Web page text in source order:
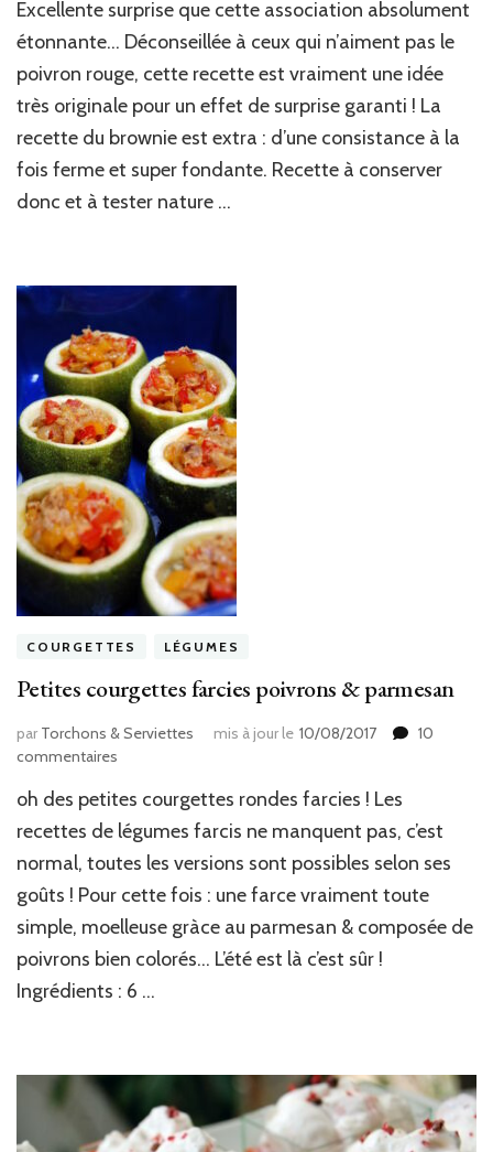
chocolat
épicé…
poivron
rouge
!
Excellente surprise que cette association absolument
étonnante… Déconseillée à ceux qui n’aiment pas le
poivron rouge, cette recette est vraiment une idée
très originale pour un effet de surprise garanti ! La
recette du brownie est extra : d’une consistance à la
fois ferme et super fondante. Recette à conserver
donc et à tester nature …
COURGETTES LÉGUMES
Petites courgettes farcies poivrons & parmesan
par Torchons & Serviettes mis à jour le 10/08/2017
10
commentaires
courgettes
farcies
poivrons
&
parmesan
oh des petites courgettes rondes farcies ! Les
recettes de légumes farcis ne manquent pas, c’est
normal, toutes les versions sont possibles selon ses
goûts ! Pour cette fois : une farce vraiment toute
simple, moelleuse gràce au parmesan & composée de
poivrons bien colorés… L’été est là c’est sûr !
Ingrédients : 6 …